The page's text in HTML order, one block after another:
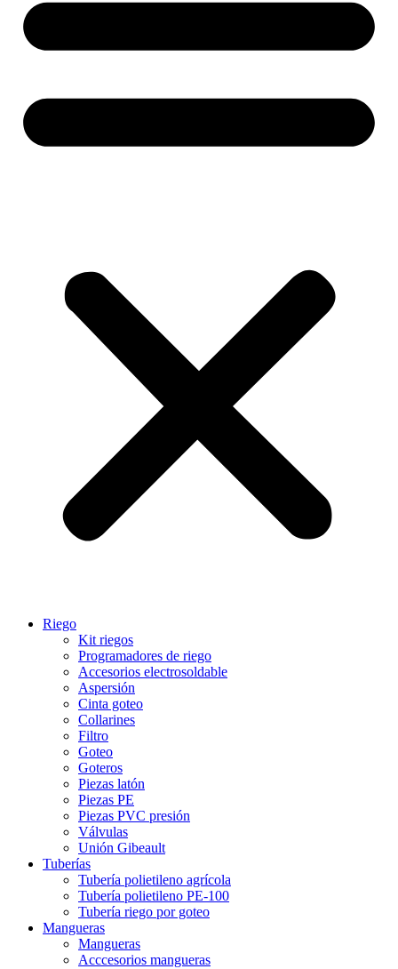
Riego
Kit riegos
Programadores de riego
Accesorios electrosoldable
Aspersión
Cinta goteo
Collarines
Filtro
Goteo
Goteros
Piezas latón
Piezas PE
Piezas PVC presión
Válvulas
Unión Gibeault
Tuberías
Tubería polietileno agrícola
Tubería polietileno PE-100
Tubería riego por goteo
Mangueras
Mangueras
Acccesorios mangueras